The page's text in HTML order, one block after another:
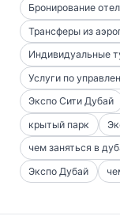
Бронирование
Трансферы из
Индивидуальные
Услуги по
Экспо Сити Дубай
крытый парк
чем заняться в
Экспо Дубай